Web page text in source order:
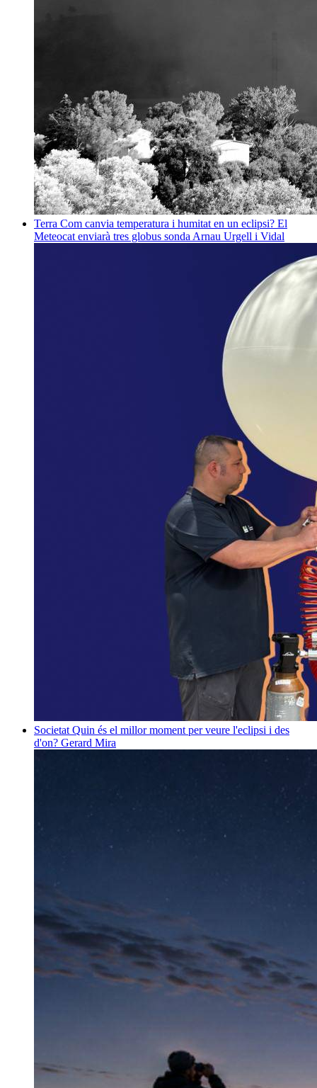
Terra Com canvia temperatura i humitat en un eclipsi? El
Meteocat enviarà tres globus sonda Arnau Urgell i Vidal
Societat Quin és el millor moment per veure l'eclipsi i des
d'on? Gerard Mira